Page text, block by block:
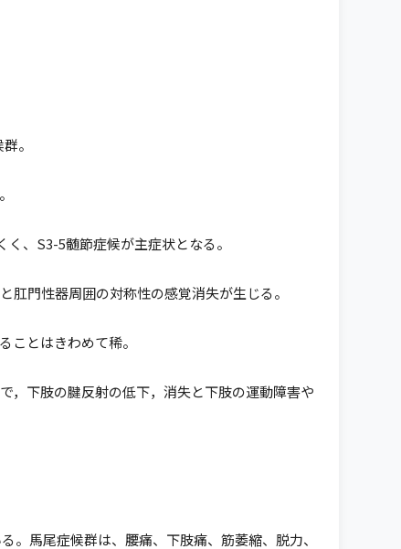
。
、S3-5髄節症候が主症状となる。
門性器周囲の対称性の感覚消失が生じる。
とはきわめて稀。
，下肢の腱反射の低下，消失と下肢の運動障害や
馬尾症候群は、腰痛、下肢痛、筋萎縮、脱力、